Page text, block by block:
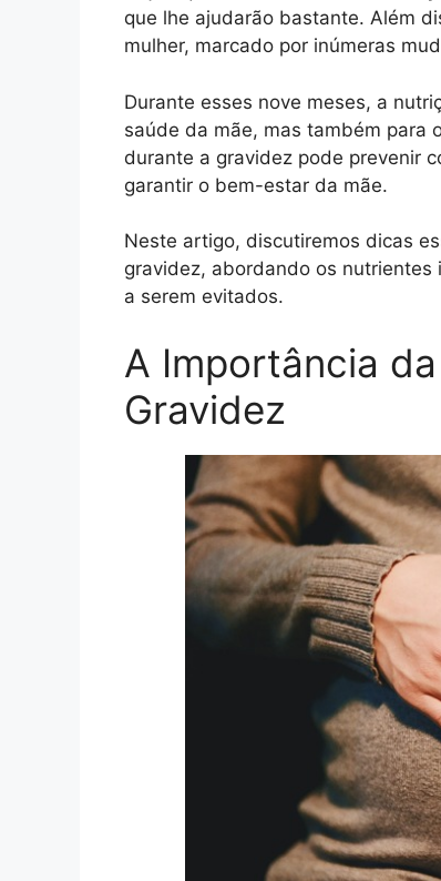
que lhe ajudarão bastante. Além
mulher, marcado por inúmeras
Durante esses nove meses, a
saúde da mãe, mas também para
durante a gravidez pode prevenir
garantir o bem-estar da mãe.
Neste artigo, discutiremos dicas
gravidez, abordando os
a serem evitados.
A Importância
Gravidez